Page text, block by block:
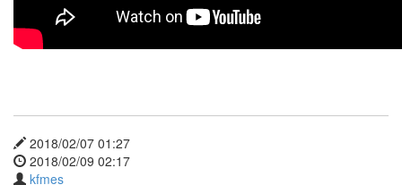
2018/02/07 01:27
2018/02/09 02:17
kfmes
트
온
데
리
눅